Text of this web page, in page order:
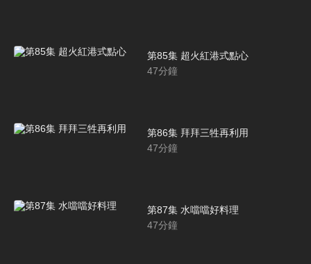
第85集 超火紅港式點心
47分鐘
第86集 拜拜三牲再利用
47分鐘
第87集 水噹噹好料理
47分鐘